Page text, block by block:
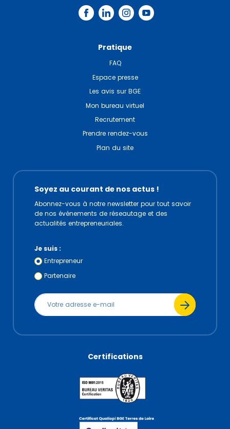
Pratique
FAQ
Espace presse
Les avis sur BGE
Mon bureau virtuel
Recrutement
Prendre rendez-vous
Plan du site
Soyez au courant de nos actus !
Abonnez-vous à notre newsletter pour tout savoir
de nos événements de réseautage et des
actualités entrepreneuriales.
Je suis :
Entrepreneur
Partenaire
Certifications